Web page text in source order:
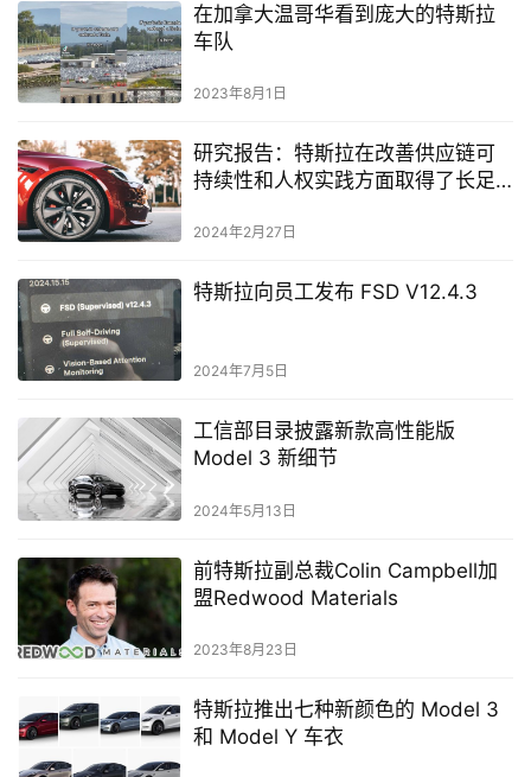
在加拿大温哥华看到庞大的特斯拉
车队
2023年8月1日
研究报告：特斯拉在改善供应链可
持续性和人权实践方面取得了长足
2024年2月27日
特斯拉向员工发布 FSD V12.4.3
2024年7月5日
工信部目录披露新款高性能版
Model 3 新细节
2024年5月13日
前特斯拉副总裁Colin Campbell加
盟Redwood Materials
2023年8月23日
特斯拉推出七种新颜色的 Model 3
和 Model Y 车衣